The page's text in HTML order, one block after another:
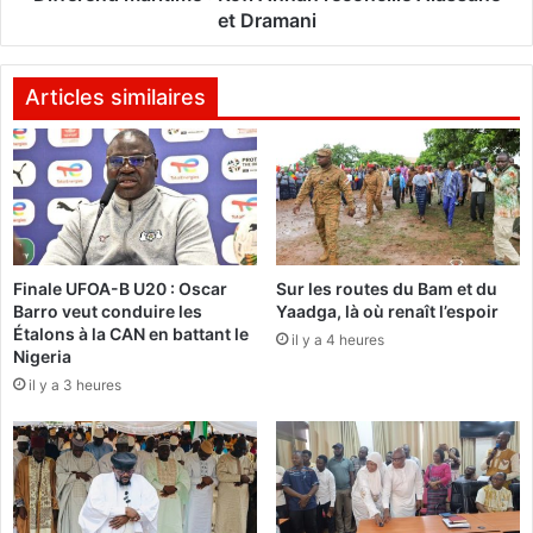
P
i
r
é
u
s
s
i
r
i
i
m
e
:
K
o
f
i
A
n
n
a
r
é
c
o
et Dramani
Articles similaires
Finale UFOA-B U20 : Oscar
Barro veut conduire les
Étalons à la CAN en battant le
Nigeria
il y a 3 heures
Sur les routes du Bam et du
Yaadga, là où renaît l’espoir
il y a 4 heures